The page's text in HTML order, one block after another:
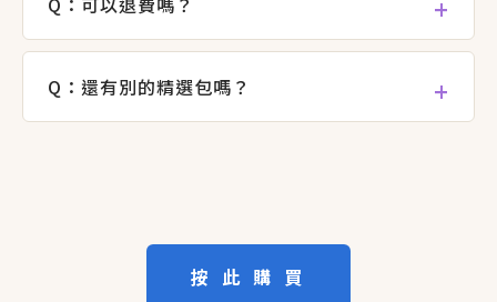
Q：還有別的精選包嗎？
按 此 購 買